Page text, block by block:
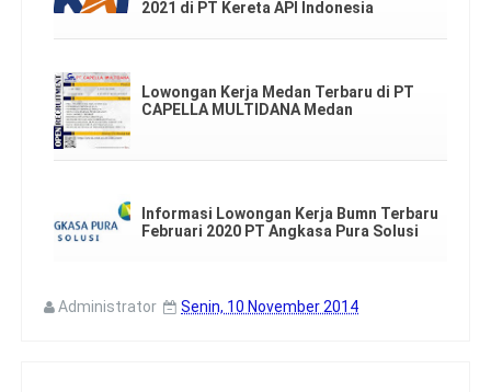
2021 di PT Kereta API Indonesia
Lowongan Kerja Medan Terbaru di PT
CAPELLA MULTIDANA Medan
Informasi Lowongan Kerja Bumn Terbaru
Februari 2020 PT Angkasa Pura Solusi
Administrator Senin, 10 November 2014